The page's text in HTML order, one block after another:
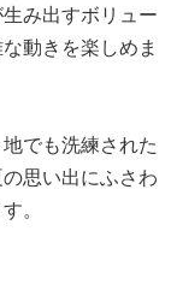
み出すボリュー
動きを楽しめま
でも洗練された
思い出にふさわ
。